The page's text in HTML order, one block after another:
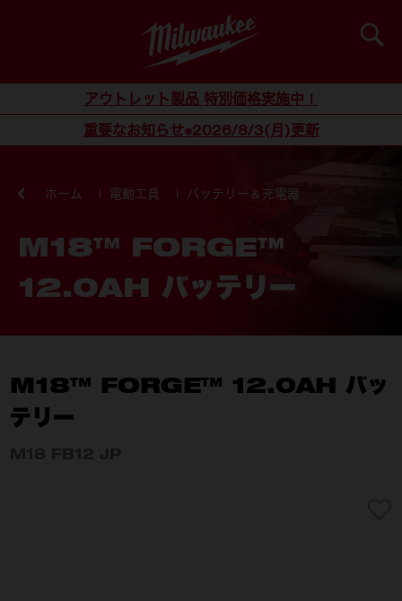
検索
コンテンツにスキップアウトレット製品 特別価格実施中！
重要なお知らせ※2026/8/3(月)更新
ホーム 電動工具 バッテリー＆充電器
M18™ FORGE™
12.0AH バッテリー
M18™ FORGE™ 12.0AH バッ
テリー